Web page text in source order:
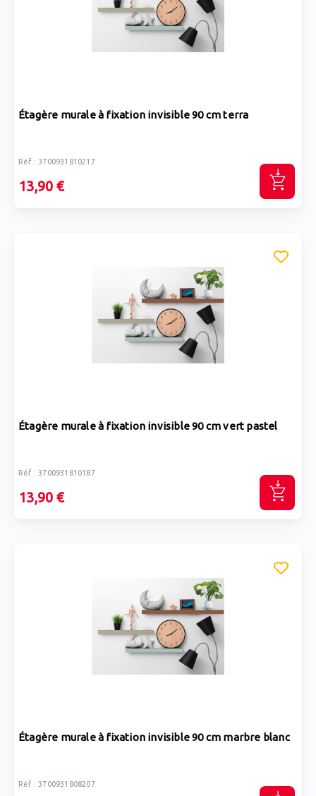
Étagère murale à fixation invisible 90 cm terra
Réf : 3700931810217
13,90 €
Étagère murale à fixation invisible 90 cm vert pastel
Réf : 3700931810187
13,90 €
Étagère murale à fixation invisible 90 cm marbre blanc
Réf : 3700931808207